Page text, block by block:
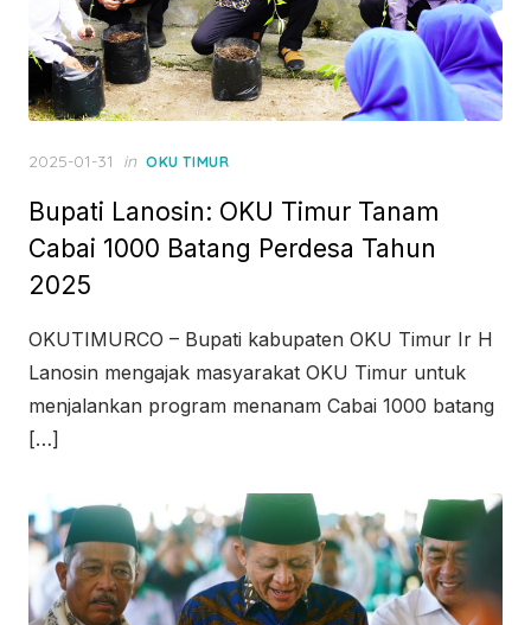
Posted
2025-01-31 in OKU TIMUR
Bupati Lanosin: OKU Timur Tanam
Cabai 1000 Batang Perdesa Tahun
2025
OKUTIMURCO – Bupati kabupaten OKU Timur Ir H
Lanosin mengajak masyarakat OKU Timur untuk
menjalankan program menanam Cabai 1000 batang
[…]